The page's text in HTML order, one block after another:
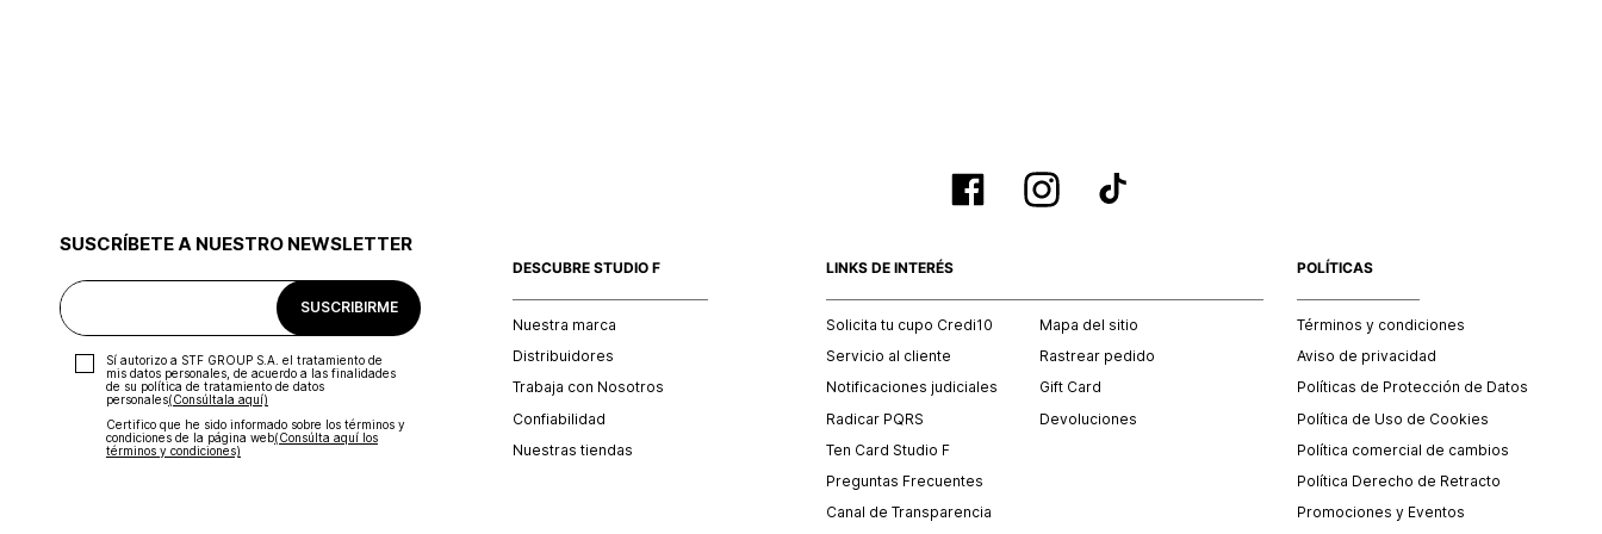
SUSCRÍBETE A NUESTRO NEWSLETTER
SUSCRIBIRME
Sí autorizo a STF GROUP S.A. el tratamiento de
mis datos personales, de acuerdo a las finalidades
de su política de tratamiento de datos
personales‎(Consúltala aquí)
Certifico que he sido informado sobre los términos y
condiciones de la página web‎(Consúlta aquí los
términos y condiciones)
DESCUBRE STUDIO F
Nuestra marca
Distribuidores
Trabaja con Nosotros
Confiabilidad
Nuestras tiendas
LINKS DE INTERÉS
Solicita tu cupo Credi10
Servicio al cliente
Notificaciones judiciales
Radicar PQRS
Ten Card Studio F
Preguntas Frecuentes
Canal de Transparencia
Mapa del sitio
Rastrear pedido
Gift Card
Devoluciones
POLÍTICAS
Términos y condiciones
Aviso de privacidad
Políticas de Protección de Datos
Política de Uso de Cookies
Política comercial de cambios
Política Derecho de Retracto
Promociones y Eventos